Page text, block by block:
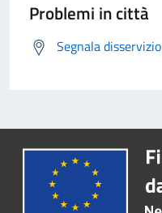
Problemi in città
Segnala disservizio